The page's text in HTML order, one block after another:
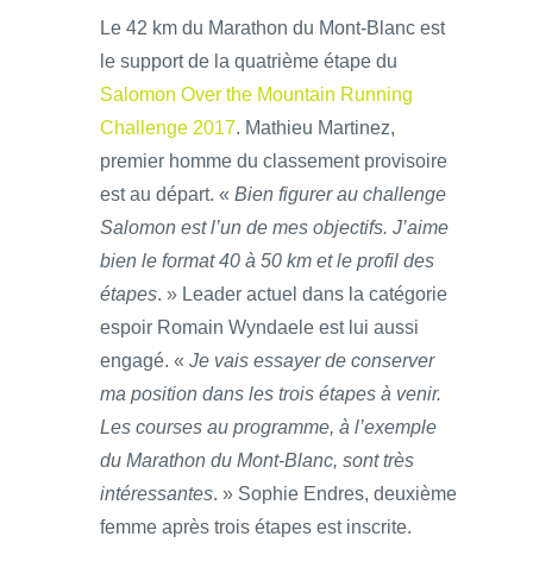
Le 42 km du Marathon du Mont-Blanc est
le support de la quatrième étape du
Salomon Over the Mountain Running
Challenge 2017. Mathieu Martinez,
premier homme du classement provisoire
est au départ. « Bien figurer au challenge
Salomon est l’un de mes objectifs. J’aime
bien le format 40 à 50 km et le profil des
étapes. » Leader actuel dans la catégorie
espoir Romain Wyndaele est lui aussi
engagé. « Je vais essayer de conserver
ma position dans les trois étapes à venir.
Les courses au programme, à l’exemple
du Marathon du Mont-Blanc, sont très
intéressantes. » Sophie Endres, deuxième
femme après trois étapes est inscrite.